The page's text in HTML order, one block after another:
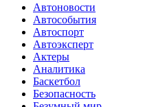
Автоновости
Автособытия
Автоспорт
Автоэксперт
Актеры
Аналитика
Баскетбол
Безопасность